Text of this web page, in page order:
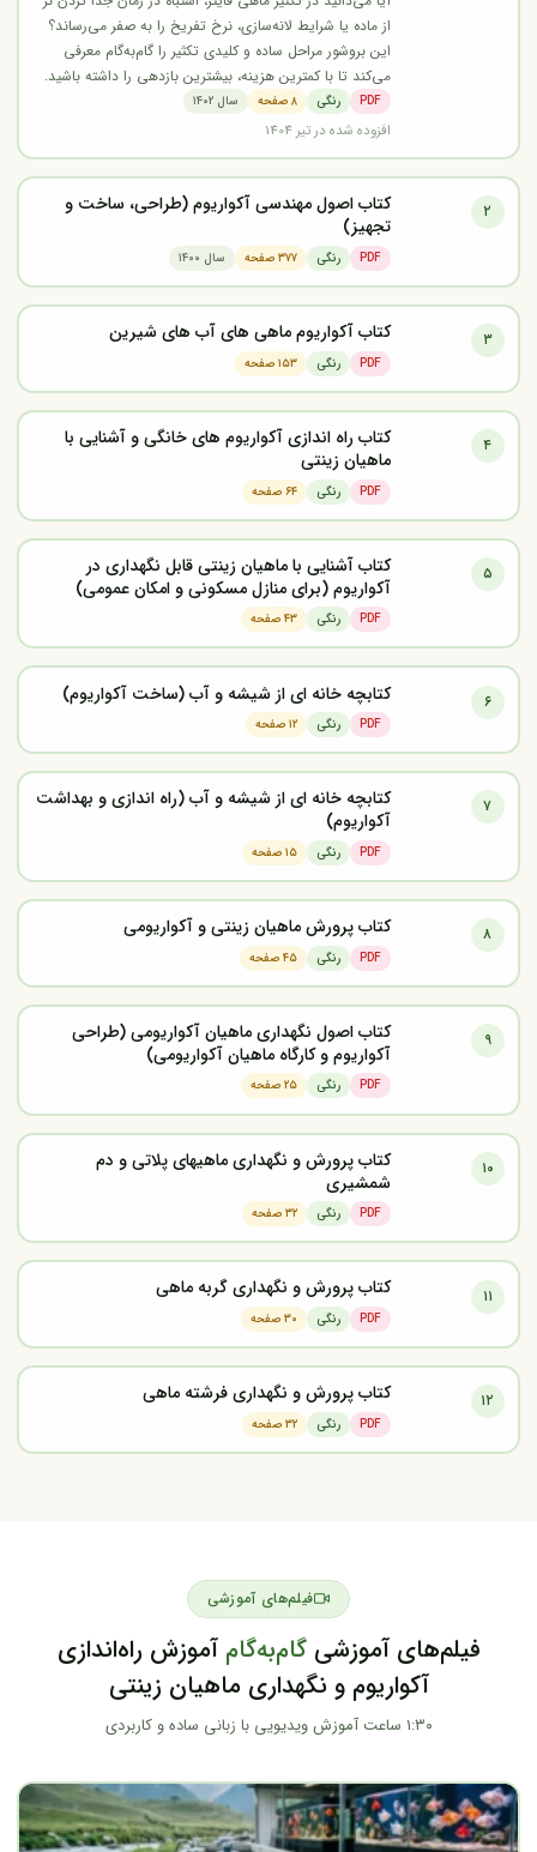
از ماده یا شرایط لانه‌سازی، نرخ تفریخ را به صفر می‌رساند؟
این بروشور مراحل ساده و کلیدی تکثیر را گام‌به‌گام معرفی
می‌کند تا با کمترین هزینه، بیشترین بازدهی را داشته باشید.
PDF رنگی ۸ صفحه سال ۱۴۰۲
افزوده شده در تیر 1404
۲
کتاب اصول مهندسی آکواریوم (طراحی، ساخت و
تجهیز)
PDF رنگی ۳۷۷ صفحه سال ۱۴۰۰
۳ کتاب آکواریوم ماهی های آب های شیرین
PDF رنگی ۱۵۳ صفحه
۴
کتاب راه اندازی آکواریوم های خانگی و آشنایی با
ماهیان زینتی
PDF رنگی ۶۴ صفحه
۵
کتاب آشنایی با ماهیان زینتی قابل نگهداری در
آکواریوم (برای منازل مسکونی و امکان عمومی)
PDF رنگی ۴۳ صفحه
۶ کتابچه خانه ای از شیشه و آب (ساخت آکواریوم)
PDF رنگی ۱۲ صفحه
۷
کتابچه خانه ای از شیشه و آب (راه اندازی و بهداشت
آکواریوم)
PDF رنگی ۱۵ صفحه
۸ کتاب پرورش ماهیان زینتی و آکواریومی
PDF رنگی ۴۵ صفحه
۹
کتاب اصول نگهداری ماهیان آکواریومی (طراحی
آکواریوم و کارگاه ماهیان آکواریومی)
PDF رنگی ۲۵ صفحه
۱۰
کتاب پرورش و نگهداری ماهیهای پلاتی و دم
شمشیری
PDF رنگی ۳۲ صفحه
۱۱ کتاب پرورش و نگهداری گربه ماهی
PDF رنگی ۳۰ صفحه
۱۲ کتاب پرورش و نگهداری فرشته ماهی
PDF رنگی ۳۲ صفحه
فیلم‌های آموزشی
فیلم‌های آموزشیگام‌به‌گام آموزش راه‌اندازی
آکواریوم و نگهداری ماهیان زینتی
۱:۳۰ ساعت آموزش ویدیویی با زبانی ساده و کاربردی